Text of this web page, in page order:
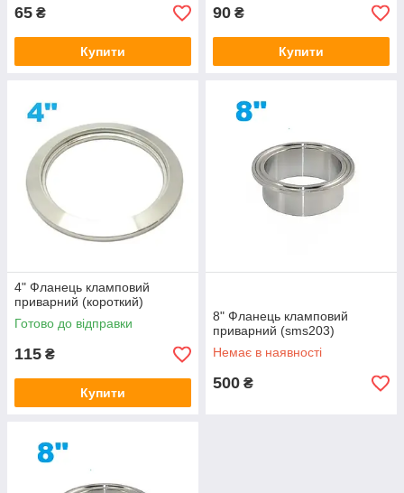
65 ₴
Купити
90 ₴
Купити
4" Фланець кламповий
приварний (короткий)
Готово до відправки
115 ₴
Купити
8" Фланець кламповий
приварний (sms203)
Немає в наявності
500 ₴